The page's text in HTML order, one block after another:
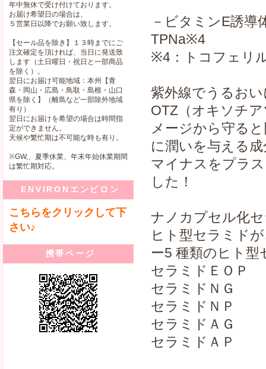
年中無休で受け付けております。
お届け希望日の場合は、
５営業日以降でお願い致します。
【セール品を除き】１３時までにご
注文確定を頂ければ、当日に発送致
します（土日曜日・祝日と一部商品
を除く）。
翌日にお届け可能地域：本州【青
森・岡山・広島・鳥取・島根・山口
県を除く】（離島など一部除外地域
有り）
翌日にお届けを希望の場合は時間指
定ができません。
天候や繁忙期は不可能な時も有り。
※GW,、夏季休業、年末年始休業期間
は繁忙期対応。
ENVIRONエンビロン
こちらをクリックして下
さい♪
携帯ページ
－ビタミンE誘導
TPNa※4
※4：トコフェリ
紫外線でうるお
OTZ（オキソチ
メージから守る
に潤いを与える
マイナスをプラ
した！
ナノカプセル化
ヒト型セラミド
ー5 種類のヒト型
セラミドＥＯＰ
セラミドＮＧ
セラミドＮＰ
セラミドＡＧ
セラミドＡＰ